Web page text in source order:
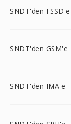
SNDT'den FSSD'e
SNDT'den GSM'e
SNDT'den IMA'e